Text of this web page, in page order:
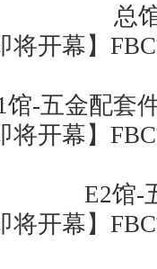
总
馆-五金配套
E2馆-